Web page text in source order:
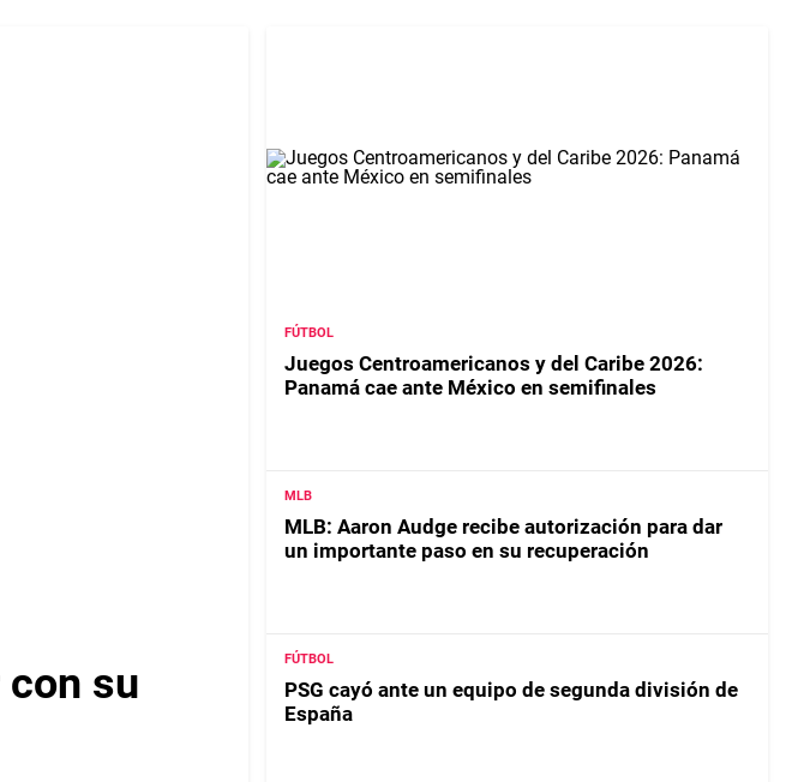
su
FÚTBOL
Juegos Centroamericanos y del Caribe 2026:
Panamá cae ante México en semifinales
MLB
MLB: Aaron Audge recibe autorización para dar
un importante paso en su recuperación
FÚTBOL
PSG cayó ante un equipo de segunda división de
España